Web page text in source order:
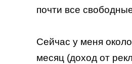
почти все
Сейчас у меня
месяц (доход от